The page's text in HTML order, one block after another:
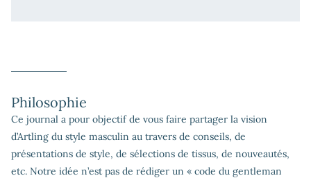
Philosophie
Ce journal a pour objectif de vous faire partager la vision
d’Artling du style masculin au travers de conseils, de
présentations de style, de sélections de tissus, de nouveautés,
etc. Notre idée n’est pas de rédiger un « code du gentleman